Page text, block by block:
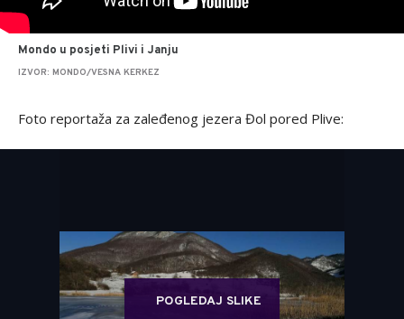
Mondo u posjeti Plivi i Janju
IZVOR: MONDO/VESNA KERKEZ
Foto reportaža za zaleđenog jezera Đol pored Plive:
POGLEDAJ SLIKE